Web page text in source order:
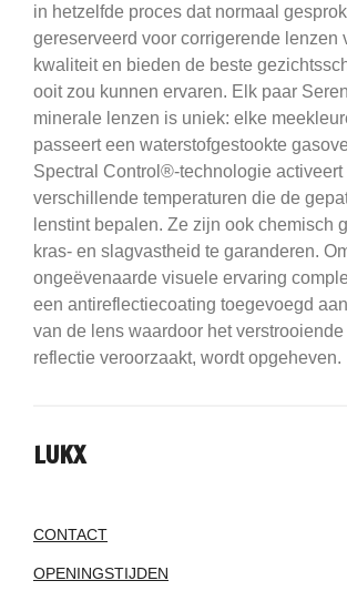
in hetzelfde proces dat normaal
gereserveerd voor corrigerende lenzen
kwaliteit en bieden de beste
ooit zou kunnen ervaren. Elk paar
minerale lenzen is uniek: elke
passeert een waterstofgestookte
Spectral Control®-technologie activeert
verschillende temperaturen die de
lenstint bepalen. Ze zijn ook chemisch
kras- en slagvastheid te garanderen.
ongeëvenaarde visuele ervaring
een antireflectiecoating toegevoegd
van de lens waardoor het
reflectie veroorzaakt, wordt opgeheven.
LUKX
CONTACT
OPENINGSTIJDEN